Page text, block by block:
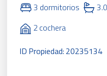
3 dormitorios
2 cochera
ID Propiedad: 20235134